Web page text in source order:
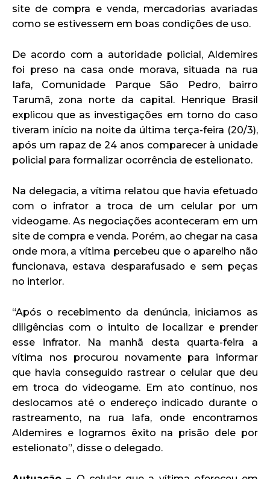
site de compra e venda, mercadorias avariadas
como se estivessem em boas condições de uso.
De acordo com a autoridade policial, Aldemires
foi preso na casa onde morava, situada na rua
Iafa, Comunidade Parque São Pedro, bairro
Tarumã, zona norte da capital. Henrique Brasil
explicou que as investigações em torno do caso
tiveram início na noite da última terça-feira (20/3),
após um rapaz de 24 anos comparecer à unidade
policial para formalizar ocorrência de estelionato.
Na delegacia, a vítima relatou que havia efetuado
com o infrator a troca de um celular por um
videogame. As negociações aconteceram em um
site de compra e venda. Porém, ao chegar na casa
onde mora, a vítima percebeu que o aparelho não
funcionava, estava desparafusado e sem peças
no interior.
“Após o recebimento da denúncia, iniciamos as
diligências com o intuito de localizar e prender
esse infrator. Na manhã desta quarta-feira a
vítima nos procurou novamente para informar
que havia conseguido rastrear o celular que deu
em troca do videogame. Em ato contínuo, nos
deslocamos até o endereço indicado durante o
rastreamento, na rua Iafa, onde encontramos
Aldemires e logramos êxito na prisão dele por
estelionato”, disse o delegado.